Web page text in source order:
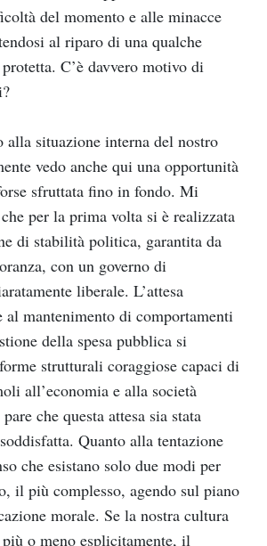
del momento e alle minacce
al riparo di una qualche
C’è davvero motivo di
alla situazione interna del nostro
vedo anche qui una opportunità
sfruttata fino in fondo. Mi
per la prima volta si è realizzata
di stabilità politica, garantita da
con un governo di
liberale. L’attesa
al mantenimento di comportamenti
della spesa pubblica si
strutturali coraggiose capaci di
all’economia e alla società
che questa attesa sia stata
Quanto alla tentazione
che esistano solo due modi per
il più complesso, agendo sul piano
morale. Se la nostra cultura
più o meno esplicitamente, il